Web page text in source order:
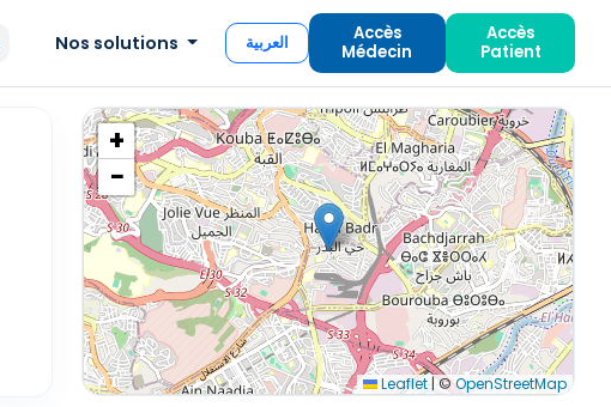
Nos solutions العربية
Accès
Médecin
Accès
Patient
+
−
Leaflet|©OpenStreetMap